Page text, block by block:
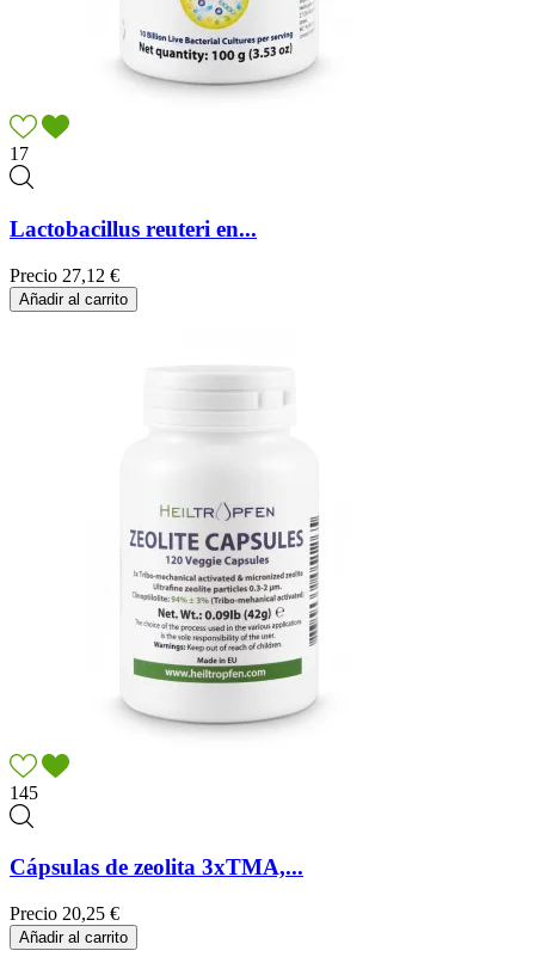
17
Lactobacillus reuteri en...
Precio 27,12 €
Añadir al carrito
145
Cápsulas de zeolita 3xTMA,...
Precio 20,25 €
Añadir al carrito